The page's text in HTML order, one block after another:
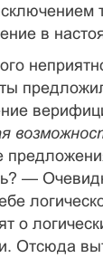
в
—
о
Отсюда